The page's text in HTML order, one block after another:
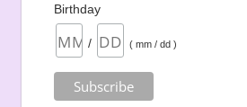
Birthday
/ ( mm / dd )